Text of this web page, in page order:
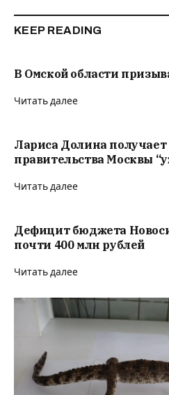
KEEP READING
В Омской области
Читать далее
Лариса Долина
правительства Москвы
Читать далее
Дефицит бюджета
почти 400 млн рублей
Читать далее